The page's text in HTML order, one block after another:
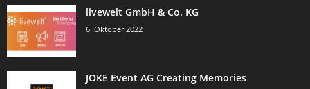
livewelt GmbH & Co. KG
6. Oktober 2022
JOKE Event AG Creating Memories